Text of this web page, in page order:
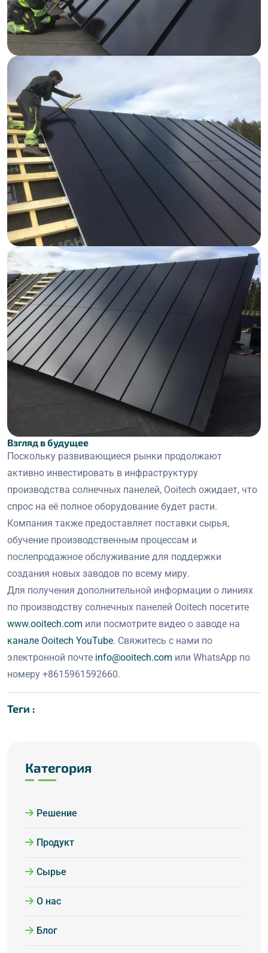
Взгляд в будущее
Поскольку развивающиеся рынки продолжают
активно инвестировать в инфраструктуру
производства солнечных панелей, Ooitech ожидает, что
спрос на её полное оборудование будет расти.
Компания также предоставляет поставки сырья,
обучение производственным процессам и
послепродажное обслуживание для поддержки
создания новых заводов по всему миру.
Для получения дополнительной информации о линиях
по производству солнечных панелей Ooitech посетите
www.ooitech.com или посмотрите видео о заводе на
канале Ooitech YouTube. Свяжитесь с нами по
электронной почте info@ooitech.com или WhatsApp по
номеру +8615961592660.
Теги :
Категория
Решение
Продукт
Сырье
О нас
Блог